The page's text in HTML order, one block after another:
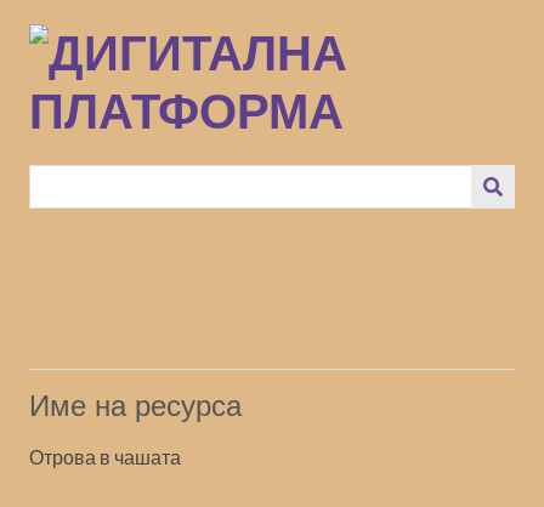
към
основното
съдържание
Име на ресурса
Отрова в чашата